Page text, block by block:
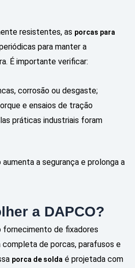
resistentes, as porcas para
para manter a
É importante verificar:
corrosão ou desgaste;
e ensaios de tração
práticas industriais foram
a segurança e prolonga a
a DAPCO?
fornecimento de fixadores
completa de porcas, parafusos e
porca de solda é projetada com